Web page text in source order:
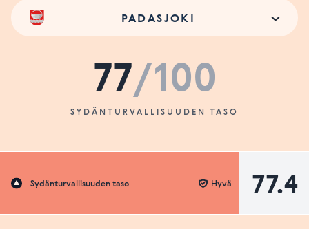
PADASJOKI
77/100
SYDÄNTURVALLISUUDEN TASO
Sydänturvallisuuden taso 77.4
Hyvä